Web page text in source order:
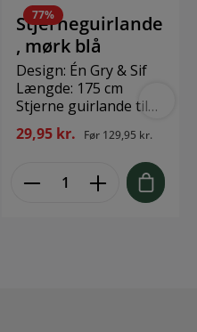
Christian Bitz
Størrelse: Ø17 cm
Materiale: PVC
77%
Stjerneguirlande
, mørk blå
Design: Én Gry & Sif
Længde: 175 cm
Stjerne guirlande til
dekoration.
29,95 kr. Før 129,95 kr.